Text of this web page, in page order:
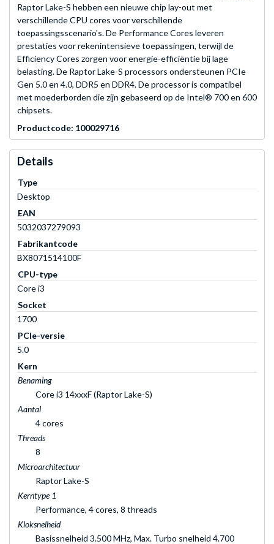
Raptor Lake-S hebben een nieuwe chip lay-out met
verschillende CPU cores voor verschillende
toepassingsscenario's. De Performance Cores leveren
prestaties voor rekenintensieve toepassingen, terwijl de
Efficiency Cores zorgen voor energie-efficiëntie bij lage
belasting. De Raptor Lake-S processors ondersteunen PCIe
Gen 5.0 en 4.0, DDR5 en DDR4. De processor is compatibel
met moederborden die zijn gebaseerd op de Intel® 700 en 600
chipsets.
Productcode: 100029716
Details
Type
Desktop
EAN
5032037279093
Fabrikantcode
BX8071514100F
CPU-type
Core i3
Socket
1700
PCIe-versie
5.0
Kern
Benaming
Core i3 14xxxF (Raptor Lake-S)
Aantal
4 cores
Threads
8
Microarchitectuur
Raptor Lake-S
Kerntype 1
Performance, 4 cores, 8 threads
Kloksnelheid
Basissnelheid 3.500 MHz, Max. Turbo snelheid 4.700